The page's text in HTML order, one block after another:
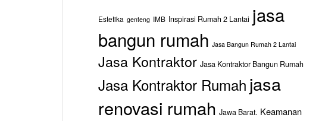
Estetika genteng IMB Inspirasi Rumah 2 Lantai jasa
bangun rumah Jasa Bangun Rumah 2 Lantai
Jasa Kontraktor Jasa Kontraktor Bangun Rumah
Jasa Kontraktor Rumah jasa
renovasi rumah Jawa Barat. Keamanan